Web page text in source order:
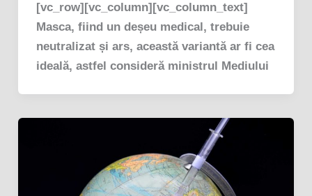
[vc_row][vc_column][vc_column_text]
Masca, fiind un deșeu medical, trebuie
neutralizat și ars, această variantă ar fi cea
ideală, astfel consideră ministrul Mediului